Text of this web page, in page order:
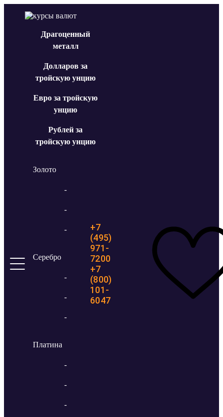
Драгоценный
металл
Долларов за
тройскую унцию
Евро за тройскую
унцию
Рублей за
тройскую унцию
Золото
-
-
-
Серебро
-
-
-
Платина
-
-
-
+7
(495)
971-
7200
+7
(800)
101-
6047